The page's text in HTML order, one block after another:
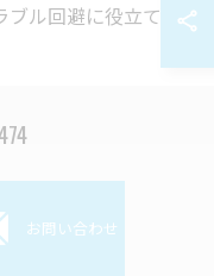
ブル回避に役立てて
場合は営業停止と
全な猫カフェ経営
お問い合わせ